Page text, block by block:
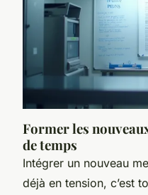
Former les
de temps
Intégrer un nouveau
déjà en tension, c’est